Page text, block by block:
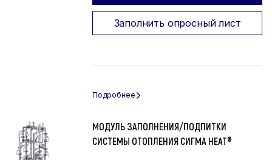
Заполнить опросный лист
МОДУЛЬ ЗАПОЛНЕНИЯ/ПОДПИТКИ
СИСТЕМЫ ОТОПЛЕНИЯ СИГМА HEAT®